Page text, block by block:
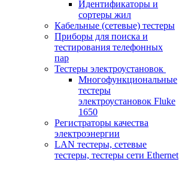
Идентификаторы и
сортеры жил
Кабельные (сетевые) тестеры
Приборы для поиска и
тестирования телефонных
пар
Тестеры электроустановок
Многофункциональные
тестеры
электроустановок Fluke
1650
Регистраторы качества
электроэнергии
LAN тестеры, сетевые
тестеры, тестеры сети Ethernet